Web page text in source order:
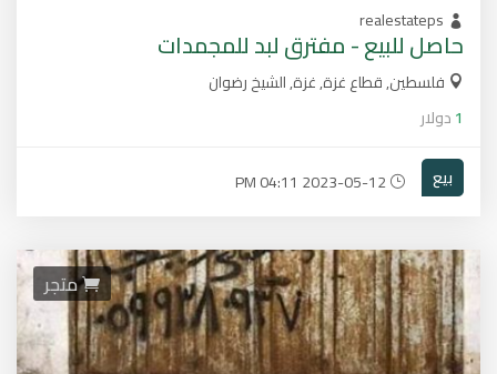
realestateps
حاصل للبيع - مفترق لبد للمجمدات
فلسطين, قطاع غزة, غزة, الشيخ رضوان
1دولار
بيع
متجر